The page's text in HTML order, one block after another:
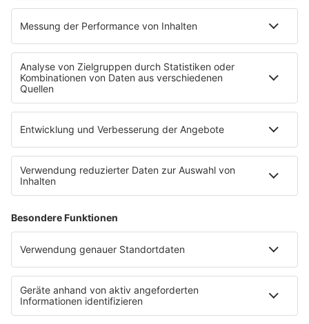
MEIN R.SH
Empfang
R.SH-Shop
Werbung buchen
Häufige Fragen
INFORMATION
Datenschutz
Datenschutzeinstellungen
Clubbedingungen
Teilnahmebedingungen
R.SH auf radioplayer.de
Stromvergleich